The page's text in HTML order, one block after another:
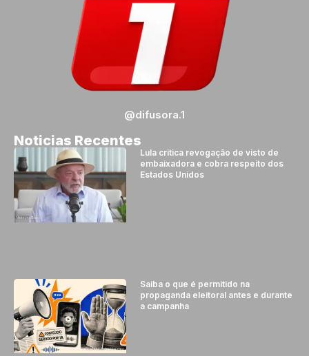
@difusora.1
Noticias Recentes
Lula critica revogação de visto de
embaixadora e cobra respeito dos
Estados Unidos
Saiba o que é permitido na
propaganda eleitoral antes e durante
a campanha